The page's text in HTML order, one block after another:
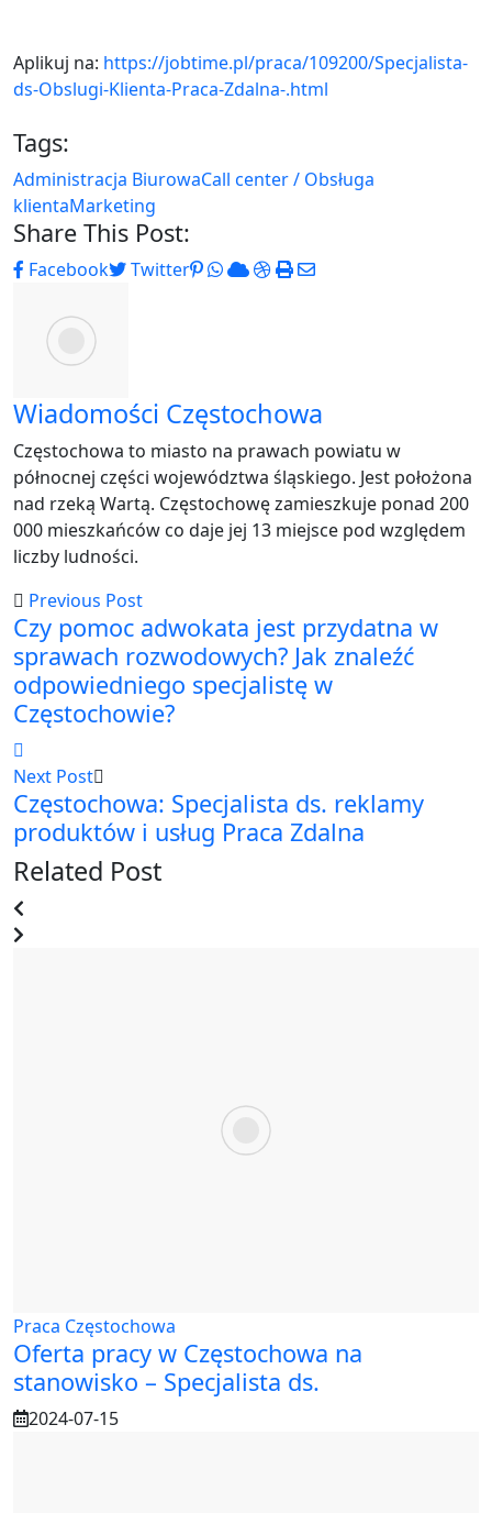
Aplikuj na: https://jobtime.pl/praca/109200/Specjalista-
ds-Obslugi-Klienta-Praca-Zdalna-.html
Tags:
Administracja BiurowaCall center / Obsługa
klientaMarketing
Share This Post:
Facebook Twitter Pinterest
Whatsapp
CloudStumbleUpon
PrintShare
Wiadomości Częstochowa
Częstochowa to miasto na prawach powiatu w
północnej części województwa śląskiego. Jest położona
nad rzeką Wartą. Częstochowę zamieszkuje ponad 200
000 mieszkańców co daje jej 13 miejsce pod względem
liczby ludności.
Previous Post
Czy pomoc adwokata jest przydatna w
sprawach rozwodowych? Jak znaleźć
odpowiedniego specjalistę w
Częstochowie?
Next Post
Częstochowa: Specjalista ds. reklamy
produktów i usług Praca Zdalna
Related Post
Praca Częstochowa
Oferta pracy w Częstochowa na
stanowisko – Specjalista ds.
2024-07-15